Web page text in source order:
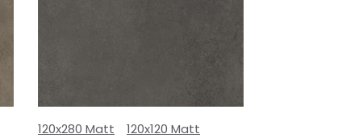
120x280 Matt
120x120 Matt